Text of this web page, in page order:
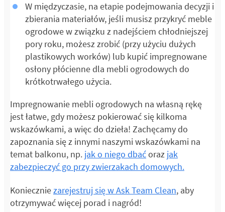
W międzyczasie, na etapie podejmowania decyzji i
zbierania materiałów, jeśli musisz przykryć meble
ogrodowe w związku z nadejściem chłodniejszej
pory roku, możesz zrobić (przy użyciu dużych
plastikowych worków) lub kupić impregnowane
osłony płócienne dla mebli ogrodowych do
krótkotrwałego użycia.
Impregnowanie mebli ogrodowych na własną rękę
jest łatwe, gdy możesz pokierować się kilkoma
wskazówkami, a więc do dzieła! Zachęcamy do
zapoznania się z innymi naszymi wskazówkami na
temat balkonu, np. jak o niego dbaćoraz jak
zabezpieczyć go przy zwierzakach domowych.
Konieczniezarejestruj się w Ask Team Clean, aby
otrzymywać więcej porad i nagród!